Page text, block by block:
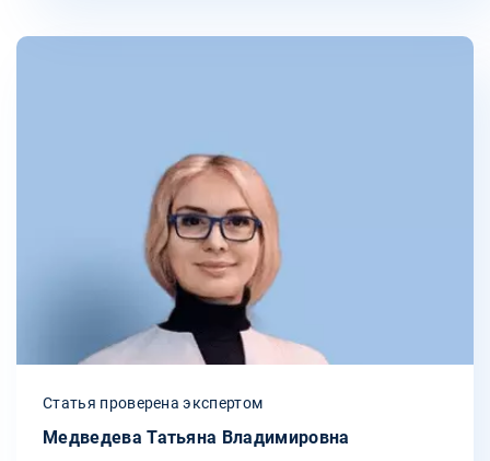
Статья проверена экспертом
Медведева Татьяна Владимировна